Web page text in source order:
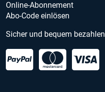
Online-Abonnement
Abo-Code einlösen
Sicher und bequem bezahlen